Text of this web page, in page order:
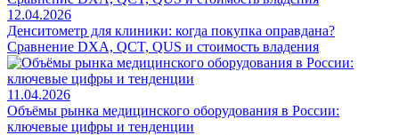
12.04.2026
Денситометр для клиники: когда покупка оправдана?
Сравнение DXA, QCT, QUS и стоимость владения
11.04.2026
Объёмы рынка медицинского оборудования в России:
ключевые цифры и тенденции